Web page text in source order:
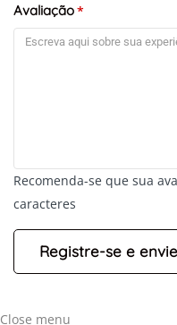
Avaliação*
Recomenda-se que sua
caracteres
Close menu